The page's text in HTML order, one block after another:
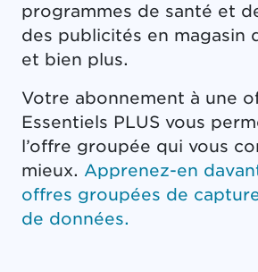
programmes de santé et
des publicités en magasin
et bien plus.
Votre abonnement à une
Essentiels PLUS vous
l’offre groupée qui vous
mieux. Apprenez-en
offres groupées de
de données.